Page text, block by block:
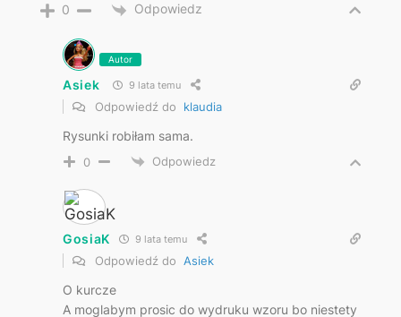
0 Odpowiedz
Autor
Asiek 9 lata temu
Odpowiedź do klaudia
Rysunki robiłam sama.
0 Odpowiedz
GosiaK 9 lata temu
Odpowiedź do Asiek
O kurcze
A moglabym prosic do wydruku wzoru bo niestety